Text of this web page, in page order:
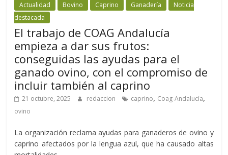
Actualidad Bovino Caprino Ganadería
Noticia
destacada
El trabajo de COAG Andalucía
empieza a dar sus frutos:
conseguidas las ayudas para el
ganado ovino, con el compromiso de
incluir también al caprino
21 octubre, 2025 redaccion caprino, Coag-Andalucía,
ovino
La organización reclama ayudas para ganaderos de ovino y
caprino afectados por la lengua azul, que ha causado altas